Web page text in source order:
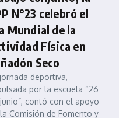
N°23 celebró el
Mundial de la
Física en
Seco
deportiva,
por la escuela “26
contó con el apoyo
Comisión de Fomento y